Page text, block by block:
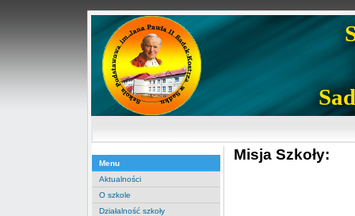
Menu
Aktualności
O szkole
Działalność szkoły
Misja Szkoły: